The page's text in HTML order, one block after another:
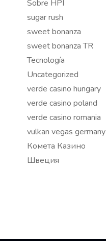
Sobre HPI
sugar rush
sweet bonanza
sweet bonanza TR
Tecnología
Uncategorized
verde casino hungary
verde casino poland
verde casino romania
vulkan vegas germany
Комета Казино
Швеция